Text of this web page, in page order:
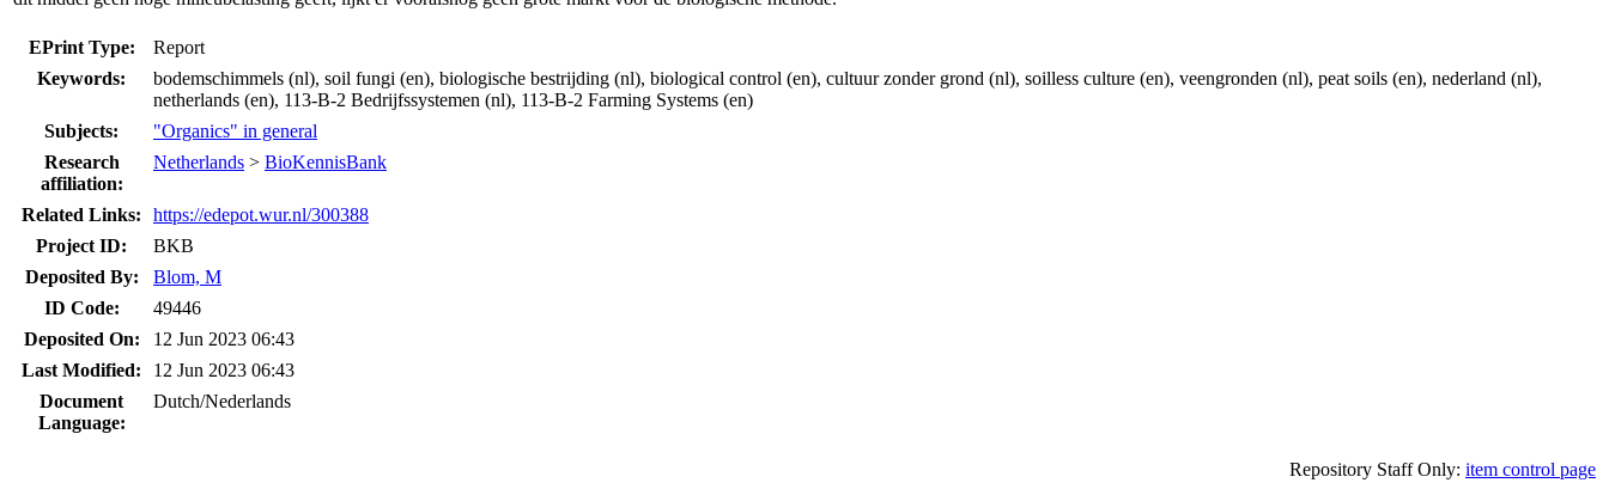
EPrint Type:
Report
Keywords:
bodemschimmels (nl), soil fungi (en), biologische bestrijding (nl), biological control (en), cultuur zonder grond (nl), soilless culture (en), veengronden (nl), peat soils (en), nederland (nl),
netherlands (en), 113-B-2 Bedrijfssystemen (nl), 113-B-2 Farming Systems (en)
Subjects:
"Organics" in general
Research
affiliation:
Netherlands > BioKennisBank
Related Links:
https://edepot.wur.nl/300388
Project ID:
BKB
Deposited By:
Blom, M
ID Code:
49446
Deposited On:
12 Jun 2023 06:43
Last Modified:
12 Jun 2023 06:43
Document
Language:
Dutch/Nederlands
Repository Staff Only: item control page